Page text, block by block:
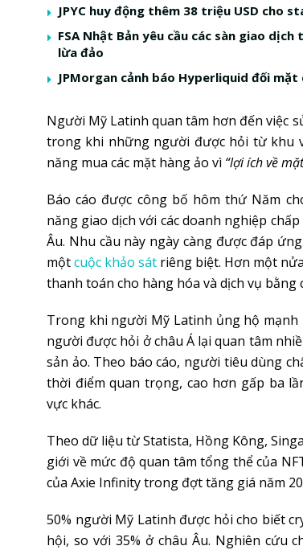
JPYC huy động thêm 38 triệu USD cho
FSA Nhật Bản yêu cầu các sàn giao
lừa đảo
JPMorgan cảnh báo Hyperliquid đối
Người Mỹ Latinh quan tâm hơn đến việc
trong khi những người được hỏi từ khu
năng mua các mặt hàng ảo vì “lợi ích về
Báo cáo được công bố hôm thứ Năm
năng giao dịch với các doanh nghiệp
Âu. Nhu cầu này ngày càng được đáp
mộtcuộc khảo sát riêng biệt. Hơn một
thanh toán cho hàng hóa và dịch vụ bằng
Trong khi người Mỹ Latinh ủng hộ
người được hỏi ở châu Á lại quan tâm
sản ảo. Theo báo cáo, người tiêu dùng
thời điểm quan trọng, cao hơn gấp ba
vực khác.
Theo dữ liệu từ Statista, Hồng Kông,
giới về mức độ quan tâm tổng thể của
của Axie Infinity trong đợt tăng giá năm
50% người Mỹ Latinh được hỏi cho biết
hội, so với 35% ở châu Âu. Nghiên cứu